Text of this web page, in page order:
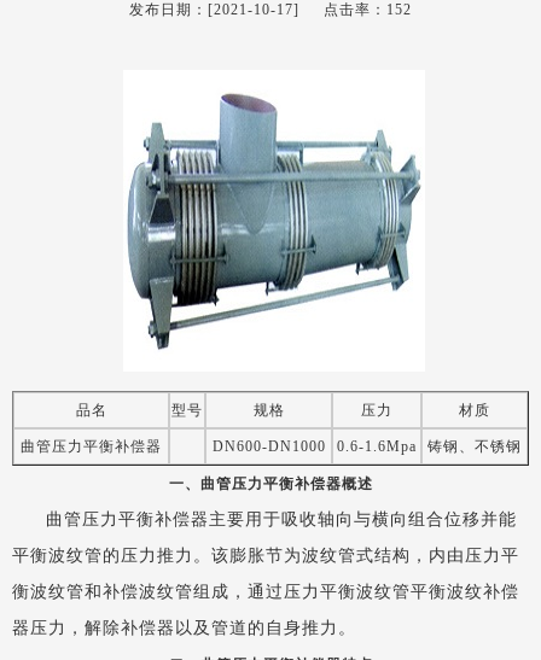
发布日期：[2021-10-17] 点击率： 152
品名 型号 规格 压力 材质
曲管压力平衡补偿器 DN600-DN1000 0.6-1.6Mpa 铸钢、不锈钢
一、曲管压力平衡补偿器概述
曲管压力平衡补偿器主要用于吸收轴向与横向组合位移并能
平衡波纹管的压力推力。该膨胀节为波纹管式结构，内由压力平
衡波纹管和补偿波纹管组成，通过压力平衡波纹管平衡波纹补偿
器压力，解除补偿器以及管道的自身推力。